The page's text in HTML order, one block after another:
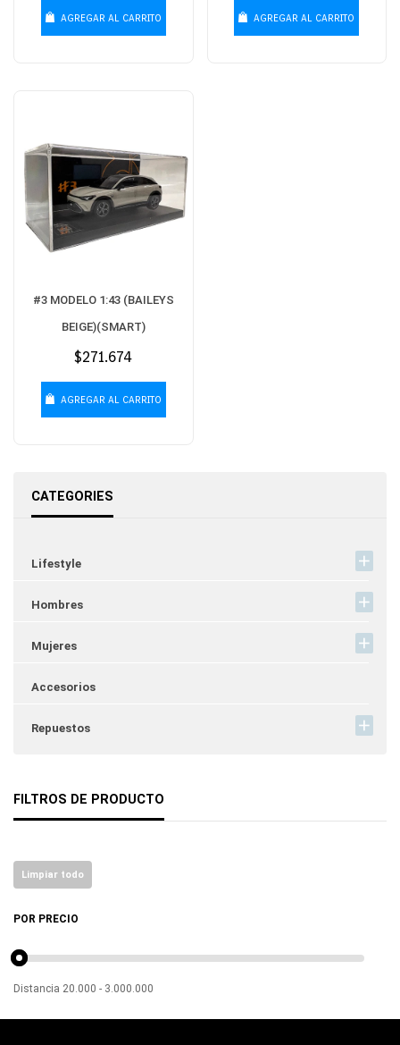
CATEGORIES
Lifestyle
Hombres
Mujeres
Accesorios
Repuestos
FILTROS DE PRODUCTO
Limpiar todo
POR PRECIO
Distancia 20.000 - 3.000.000
AGREGAR AL CARRITO AGREGAR AL CARRITO
#3 MODELO 1:43 (BAILEYS
BEIGE)(SMART)
Precio
$271.674
AGREGAR AL CARRITO